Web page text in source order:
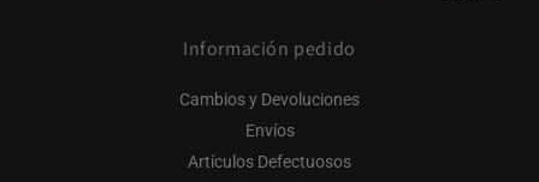
Información pedido
Cambios y Devoluciones
Envíos
Artículos Defectuosos